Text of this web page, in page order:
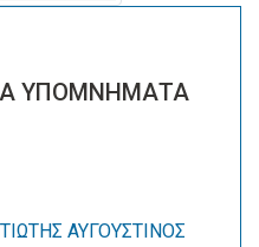
ΥΠΟΜΝΗΜΑΤΑ
ΑΥΓΟΥΣΤΙΝΟΣ